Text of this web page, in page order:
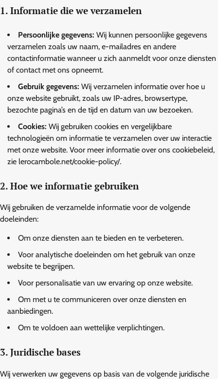
1. Informatie die we verzamelen
Persoonlijke gegevens: Wij kunnen persoonlijke gegevens
verzamelen zoals uw naam, e-mailadres en andere
contactinformatie wanneer u zich aanmeldt voor onze diensten
of contact met ons opneemt.
Gebruik gegevens: Wij verzamelen informatie over hoe u
onze website gebruikt, zoals uw IP-adres, browsertype,
bezochte pagina’s en de tijd en datum van uw bezoeken.
Cookies: Wij gebruiken cookies en vergelijkbare
technologieën om informatie te verzamelen over uw interactie
met onze website. Voor meer informatie over ons cookiebeleid,
zie lerocambole.net/cookie-policy/.
2. Hoe we informatie gebruiken
Wij gebruiken de verzamelde informatie voor de volgende
doeleinden:
Om onze diensten aan te bieden en te verbeteren.
Voor analytische doeleinden om het gebruik van onze
website te begrijpen.
Voor personalisatie van uw ervaring op onze website.
Om met u te communiceren over onze diensten en
aanbiedingen.
Om te voldoen aan wettelijke verplichtingen.
3. Juridische bases
Wij verwerken uw gegevens op basis van de volgende juridische